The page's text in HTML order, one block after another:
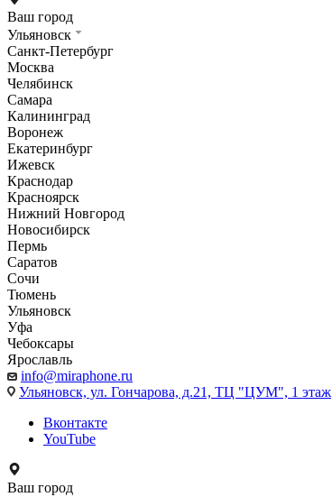
Ваш город
Ульяновск
Санкт-Петербург
Москва
Челябинск
Самара
Калининград
Воронеж
Екатеринбург
Ижевск
Краснодар
Красноярск
Нижний Новгород
Новосибирск
Пермь
Саратов
Сочи
Тюмень
Ульяновск
Уфа
Чебоксары
Ярославль
info@miraphone.ru
Ульяновск, ул. Гончарова, д.21, ТЦ "ЦУМ", 1 этаж
Вконтакте
YouTube
Ваш город